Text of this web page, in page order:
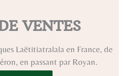
VENTES
Laëtitiatralala en France, de
en passant par Royan.